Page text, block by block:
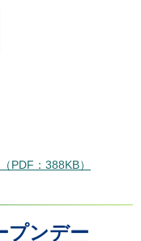
（PDF：388KB）
プンデー